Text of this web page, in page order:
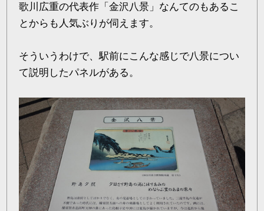
歌川広重の代表作「金沢八景」なんてのもあるこ
とからも人気ぶりが伺えます。
そういうわけで、駅前にこんな感じで八景につい
て説明したパネルがある。